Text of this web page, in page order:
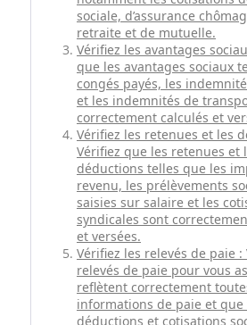
sociale, d’assurance
retraite et de mutuelle.
Vérifiez les avantages
que les avantages sociaux
congés payés, les
et les indemnités de
correctement calculés et
Vérifiez les retenues et les
Vérifiez que les retenues et
déductions telles que les
revenu, les prélèvements
saisies sur salaire et les
syndicales sont
et versées.
Vérifiez les relevés de paie :
relevés de paie pour vous
reflètent correctement
informations de paie et que
déductions et cotisations